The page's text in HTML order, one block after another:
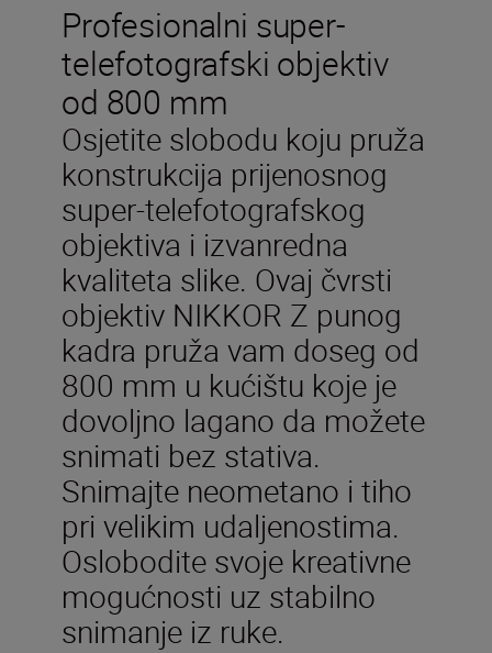
Profesionalni super-
telefotografski objektiv
od 800 mm
Osjetite slobodu koju pruža
konstrukcija prijenosnog
super-telefotografskog
objektiva i izvanredna
kvaliteta slike. Ovaj čvrsti
objektiv NIKKOR Z punog
kadra pruža vam doseg od
800 mm u kućištu koje je
dovoljno lagano da možete
snimati bez stativa.
Snimajte neometano i tiho
pri velikim udaljenostima.
Oslobodite svoje kreativne
mogućnosti uz stabilno
snimanje iz ruke.